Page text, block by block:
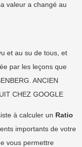
valeur a changé au
et au su de tous, et
par les leçons que
ANCIEN
CHEZ GOOGLE
à calculer un Ratio
importants de votre
vous permettre